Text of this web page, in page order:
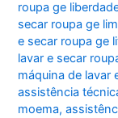
roupa ge
secar roupa ge
e secar roupa ge
lavar e secar
máquina de lavar
assistência
moema,